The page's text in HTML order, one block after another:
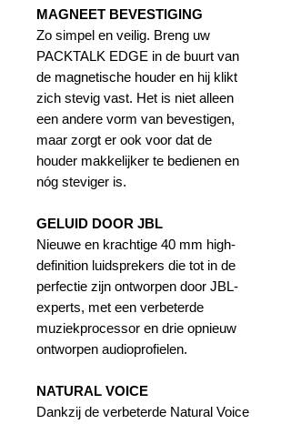
MAGNEET BEVESTIGING
Zo simpel en veilig. Breng uw
PACKTALK EDGE in de buurt van
de magnetische houder en hij klikt
zich stevig vast. Het is niet alleen
een andere vorm van bevestigen,
maar zorgt er ook voor dat de
houder makkelijker te bedienen en
nóg steviger is.
GELUID DOOR JBL
Nieuwe en krachtige 40 mm high-
definition luidsprekers die tot in de
perfectie zijn ontworpen door JBL-
experts, met een verbeterde
muziekprocessor en drie opnieuw
ontworpen audioprofielen.
NATURAL VOICE
Dankzij de verbeterde Natural Voice